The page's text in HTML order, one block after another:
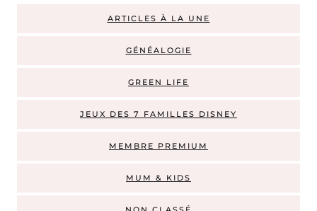
ARTICLES À LA UNE
GÉNÉALOGIE
GREEN LIFE
JEUX DES 7 FAMILLES DISNEY
MEMBRE PREMIUM
MUM & KIDS